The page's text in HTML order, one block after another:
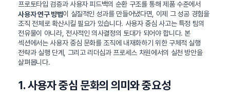
프로토타입 검증과 사용자 피드백의 순환 구조를 통해 제품 수준에서
사용자 연구 방법이 실질적인 성과를 만들어냈다면, 이제 그 성공 경험을
조직 전체로 확산시킬 필요가 있습니다. 사용자 중심 사고는 특정 팀의
전유물이 아니라, 전사적인 의사결정의 토대가 되어야 합니다. 본
섹션에서는 사용자 중심 문화를 조직에 내재화하기 위한 구체적 실행
전략과 실행 단계, 그리고 리더십과 프로세스 차원에서의 실천 방안을
살펴봅니다.
1. 사용자 중심 문화의 의미와 중요성